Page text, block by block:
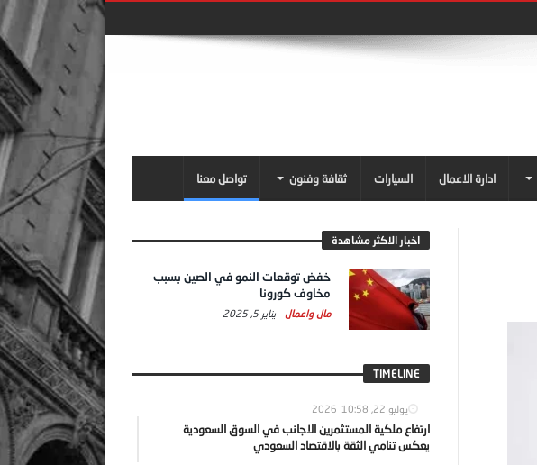
ادارة الاعمال السيارات ثقافة وفنون تواصل معنا
اخبار الاكثر مشاهدة
خفض توقعات النمو في الصين بسبب
مخاوف كورونا
مال واعمال يناير 5, 2025
TIMELINE
يوليو 22, 2026 10:58
ارتفاع ملكية المستثمرين الاجانب في السوق السعودية
يعكس تنامي الثقة بالاقتصاد السعودي